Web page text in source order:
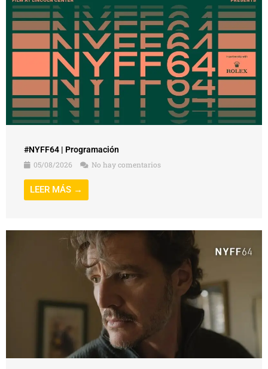
#NYFF64 | Programación
05/08/2026
No hay comentarios
LEER MÁS →